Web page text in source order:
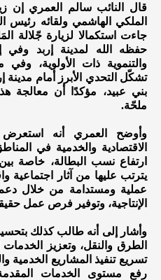
قال النائب سالم العمري إن
الملكي الهاشمي ولقائه رئيس
جاءت استكمالا لزيارة جّلالة
حفظه الله لمدينة إربد وفي
والتنموية ذات الأولوية،
تشكّل التحدي الأبرز أمام مدينة
بني عبيد، مؤكدًا أن معالجة
ملحّة.
وأوضح العمري أنه استعرض
الاقتصادية والخدمية في
ارتفاع نسب البطالة، خاصة
يترتب عليها من آثار اجتماعية
عملية ومستدامة من خلال دعم
الإنتاجية، وتوفير فرص عمل
وأشار إلى أنه طالب كذلك
الطرق والنقل، وتعزيز الخدمات
تسريع تنفيذ المشاريع الخدمية
رفع مستوى الخدمات المقدمة